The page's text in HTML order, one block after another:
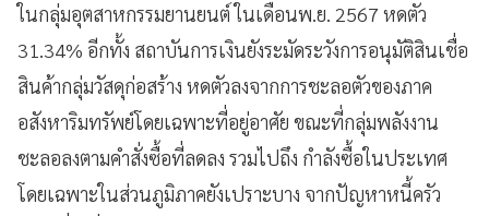
ในกลุ่มอุตสาหกรรมยานยนต์ ในเดือนพ.ย. 2567 หดตัว
31.34% อีกทั้ง สถาบันการเงินยังระมัดระวังการอนุมัติสินเชื่อ
สินค้ากลุ่มวัสดุก่อสร้าง หดตัวลงจากการชะลอตัวของภาค
อสังหาริมทรัพย์โดยเฉพาะที่อยู่อาศัย ขณะที่กลุ่มพลังงาน
ชะลอลงตามคำสั่งซื้อที่ลดลง รวมไปถึง กำลังซื้อในประเทศ
โดยเฉพาะในส่วนภูมิภาคยังเปราะบาง จากปัญหาหนี้ครัว